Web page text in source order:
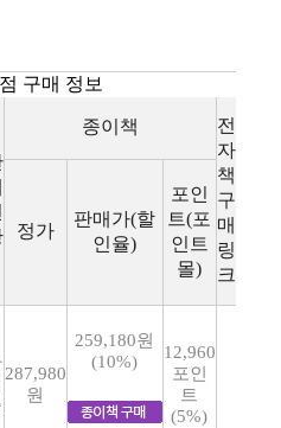
구매 정보
종이책
전
자
책
구
매
링
크
정가
판매가(할
인율)
포인
트(포
인트
몰)
287,980
원
259,180원
(10%)
12,960
포인
트
(5%)